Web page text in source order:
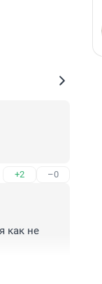
+2 –0
как не